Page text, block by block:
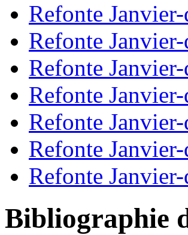
Refonte
Refonte
Refonte
Refonte
Refonte
Refonte
Refonte
Bibliographie